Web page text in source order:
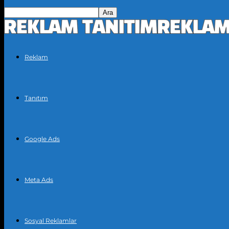
Reklam
Tanıtım
Google Ads
Meta Ads
Sosyal Reklamlar